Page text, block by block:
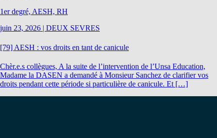
1er degré, AESH, RH
juin 23, 2026 | DEUX SEVRES
[79] AESH : vos droits en tant de canicule
Chèr.e.s collègues, A la suite de l’intervention de l’Unsa Education,
Madame la DASEN a demandé à Monsieur Sanchez de clarifier vos
droits pendant cette période si particulière de canicule. Et […]